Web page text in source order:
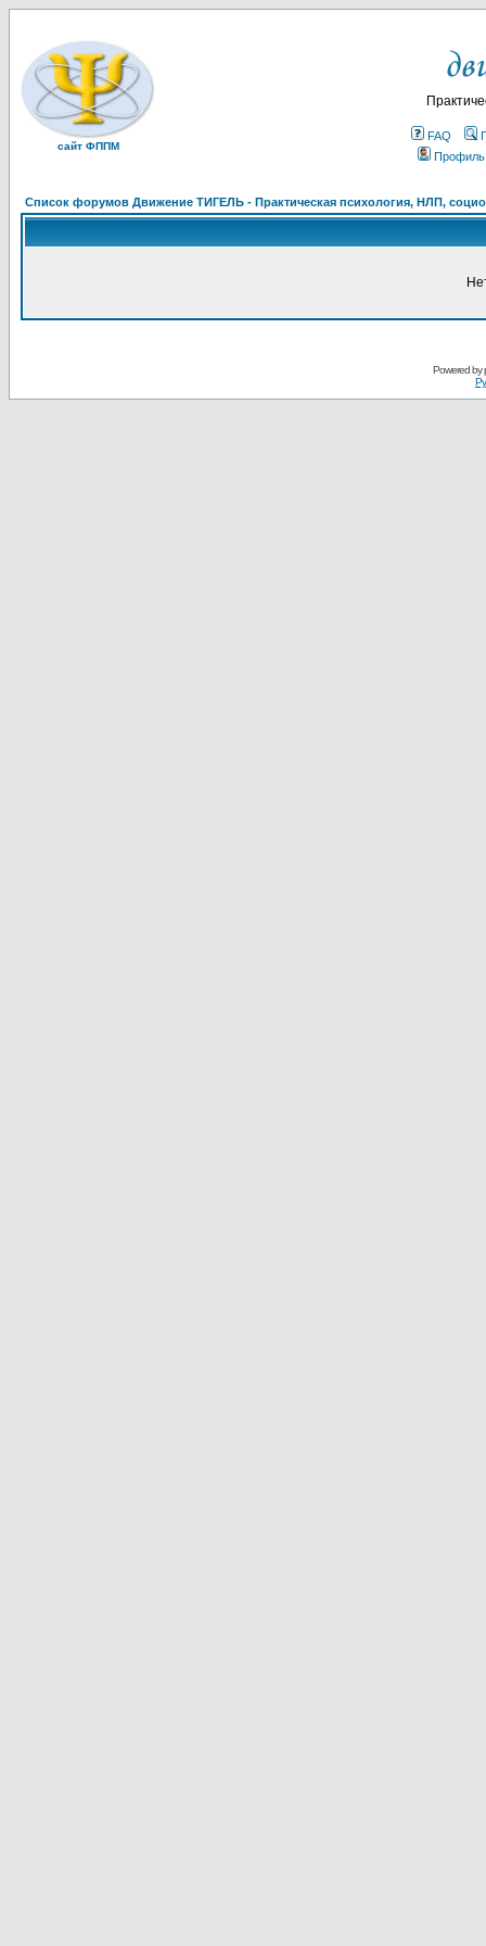
сайт ФППМ
FAQ
Профиль
Список форумов Движение ТИГЕЛЬ - Практическая психология, НЛП,
Powered by